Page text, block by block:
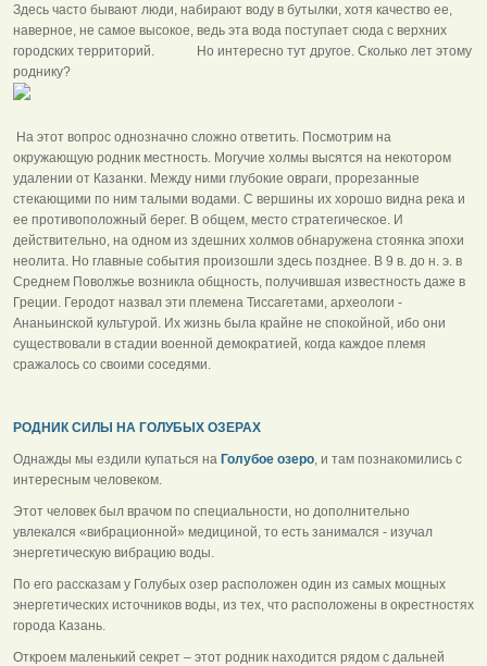
Здесь часто бывают люди, набирают воду в бутылки, хотя качество ее,
наверное, не самое высокое, ведь эта вода поступает сюда с верхних
городских территорий. Но интересно тут другое. Сколько лет этому
роднику?
На этот вопрос однозначно сложно ответить. Посмотрим на
окружающую родник местность. Могучие холмы высятся на некотором
удалении от Казанки. Между ними глубокие овраги, прорезанные
стекающими по ним талыми водами. С вершины их хорошо видна река и
ее противоположный берег. В общем, место стратегическое. И
действительно, на одном из здешних холмов обнаружена стоянка эпохи
неолита. Но главные события произошли здесь позднее. В 9 в. до н. э. в
Среднем Поволжье возникла общность, получившая известность даже в
Греции. Геродот назвал эти племена Тиссагетами, археологи -
Ананьинской культурой. Их жизнь была крайне не спокойной, ибо они
существовали в стадии военной демократией, когда каждое племя
сражалось со своими соседями.
РОДНИК СИЛЫ НА ГОЛУБЫХ ОЗЕРАХ
Однажды мы ездили купаться на Голубое озеро, и там познакомились с
интересным человеком.
Этот человек был врачом по специальности, но дополнительно
увлекался «вибрационной» медициной, то есть занимался - изучал
энергетическую вибрацию воды.
По его рассказам у Голубых озер расположен один из самых мощных
энергетических источников воды, из тех, что расположены в окрестностях
города Казань.
Откроем маленький секрет – этот родник находится рядом с дальней